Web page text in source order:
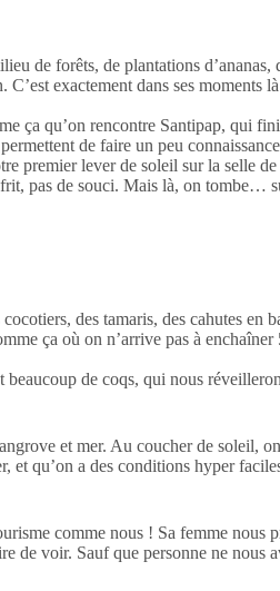
de forêts, de plantations d’ananas,
exactement dans ses moments
ça qu’on rencontre Santipap, qui
de faire un peu
premier lever de soleil sur la selle
pas de souci. Mais là, on tombe…
des tamaris, des cahutes
ça où on n’arrive pas à enchaîner
de coqs, qui nous
et mer. Au coucher de soleil,
et qu’on a des conditions hyper
comme nous ! Sa femme nous
de voir. Sauf que personne ne nous